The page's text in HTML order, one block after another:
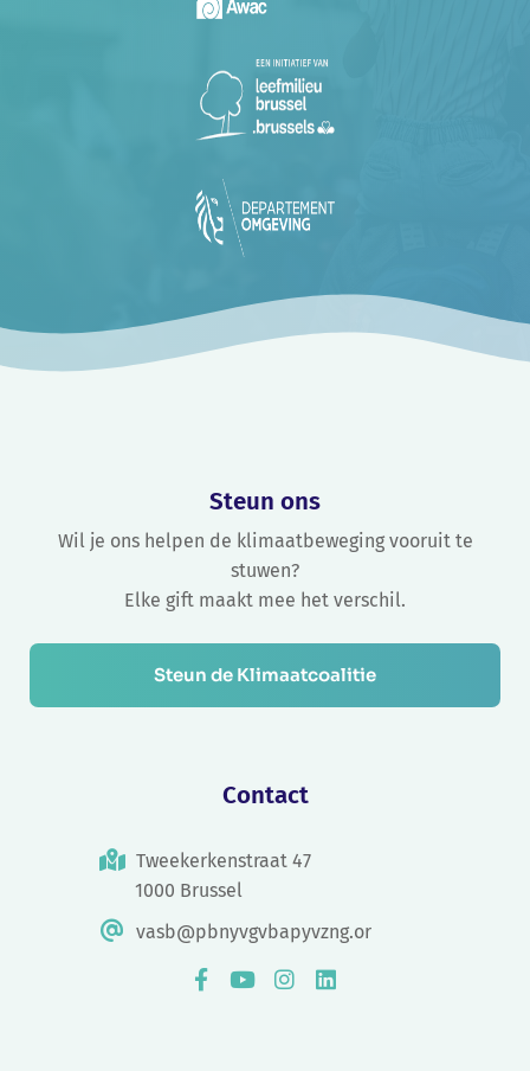
Steun ons
Wil je ons helpen de klimaatbeweging vooruit te
stuwen?
Elke gift maakt mee het verschil.
Steun de Klimaatcoalitie
Contact
Tweekerkenstraat 47
1000 Brussel
vasb@pbnyvgvbapyvzng.or